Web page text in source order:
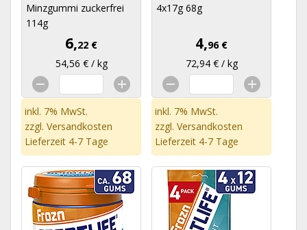
Minzgummi zuckerfrei
114g
6,22 €
54,56 € / kg
inkl. 7% MwSt.
zzgl. Versandkosten
Lieferzeit 4-7 Tage
4x17g 68g
4,96 €
72,94 € / kg
inkl. 7% MwSt.
zzgl. Versandkosten
Lieferzeit 4-7 Tage